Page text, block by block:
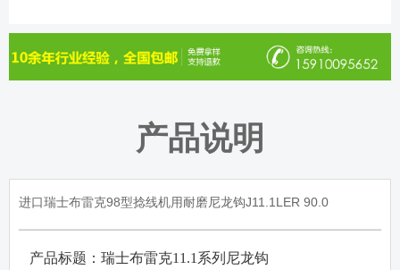
产品说明
进口瑞士布雷克98型捻线机用耐磨尼龙钩J11.1LER 90.0
产品标题：瑞士布雷克11.1 系列尼龙钩